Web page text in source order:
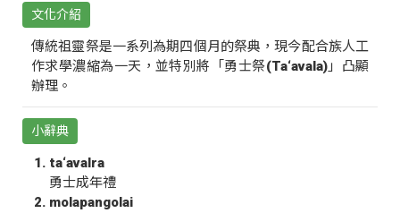
文化介紹
傳統祖靈祭是一系列為期四個月的祭典，現今配合族人工
作求學濃縮為一天，並特別將「勇士祭(Ta‘avala)」凸顯
辦理。
小辭典
ta‘avalra
勇士成年禮
molapangolai